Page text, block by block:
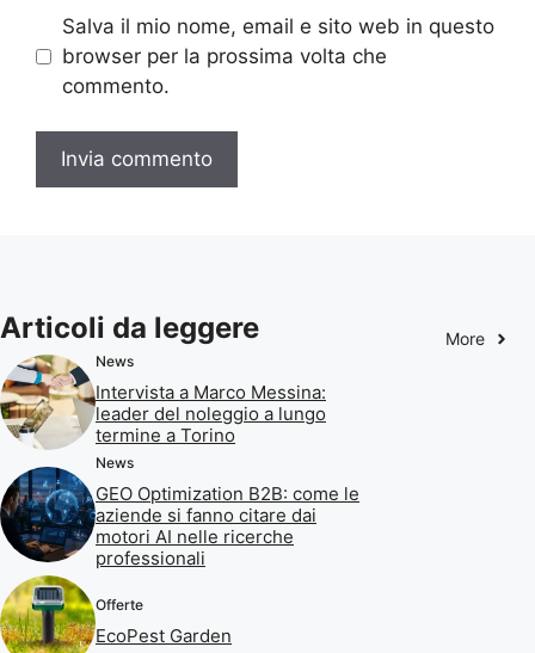
Salva il mio nome, email e sito web in questo
browser per la prossima volta che
commento.
Articoli da leggere More
News
Intervista a Marco Messina:
leader del noleggio a lungo
termine a Torino
News
GEO Optimization B2B: come le
aziende si fanno citare dai
motori AI nelle ricerche
professionali
Offerte
EcoPest Garden